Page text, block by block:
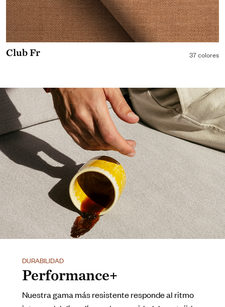
Club Fr 37 colores
DURABILIDAD
Performance+
Nuestra gama más resistente responde al ritmo